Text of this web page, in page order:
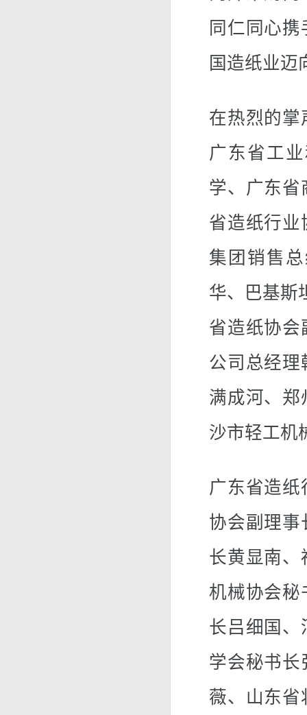
同仁同心
国造纸业迈
在热烈的掌
广东省工
学、广东省
省造纸行业
集团销售
华、巴基斯
省造纸协会
公司总经理
满成河、郑
沙市轻工机
广东省造
协会副理事
长黄显南、
机械协会秘
长吕细国、
学会秘书长
薇、山东省